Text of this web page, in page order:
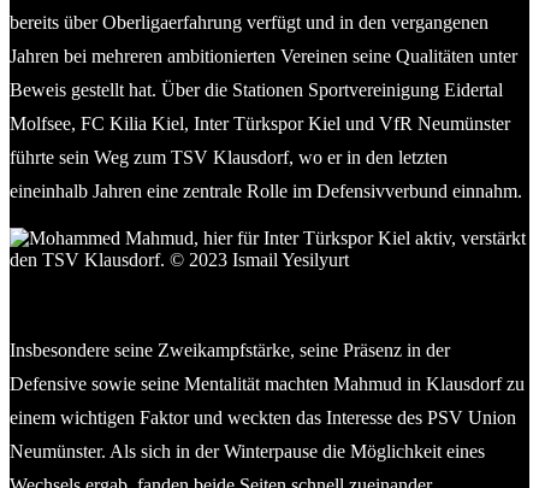
bereits über Oberligaerfahrung verfügt und in den vergangenen
Jahren bei mehreren ambitionierten Vereinen seine Qualitäten unter
Beweis gestellt hat. Über die Stationen Sportvereinigung Eidertal
Molfsee, FC Kilia Kiel, Inter Türkspor Kiel und VfR Neumünster
führte sein Weg zum TSV Klausdorf, wo er in den letzten
eineinhalb Jahren eine zentrale Rolle im Defensivverbund einnahm.
Insbesondere seine Zweikampfstärke, seine Präsenz in der
Defensive sowie seine Mentalität machten Mahmud in Klausdorf zu
einem wichtigen Faktor und weckten das Interesse des PSV Union
Neumünster. Als sich in der Winterpause die Möglichkeit eines